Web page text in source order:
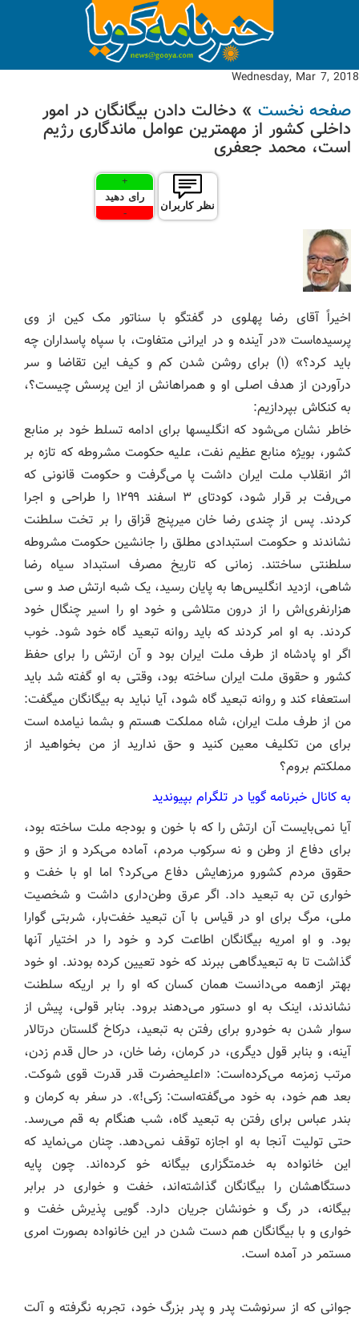
Wednesday, Mar 7, 2018
صفحه نخست » دخالت دادن بیگانگان در امور
داخلی کشور از مهمترین عوامل ماندگاری رژیم
است، محمد جعفری
نظر کاربران
+
رای دهید
-
اخیراً آقای رضا پهلوی در گفتگو با سناتور مک کین از وی
پرسیده‌‍است «در آینده و در ایرانی متفاوت، با سپاه پاسداران چه
باید کرد؟» (۱) برای روشن شدن کم و کیف این تقاضا و سر
درآوردن از هدف اصلی او و همراهانش از این پرسش چیست؟،
به کنکاش بپردازیم:
خاطر نشان می‌شود که انگلیسها برای ادامه تسلط خود بر منابع
کشور، بویژه منابع عظیم نفت، علیه حکومت مشروطه که تازه بر
اثر انقلاب ملت ایران داشت پا می‌گرفت و حکومت قانونی که
می‌رفت بر قرار شود، کودتای ۳ اسفند ۱۲۹۹ را طراحی و اجرا
کردند. پس از چندی رضا خان میرپنج قزاق را بر تخت سلطنت
نشاندند و حکومت استبدادی مطلق را جانشین حکومت مشروطه
سلطنتی ساختند. زمانی که تاریخ مصرف استبداد سیاه رضا
شاهی، ازدید انگلیس‌ها به پایان رسید، یک شبه ارتش صد و سی
هزارنفری‌اش را از درون متلاشی و خود او را اسیر چنگال خود
کردند. به او امر کردند که باید روانه تبعید گاه خود شود. خوب
اگر او پادشاه از طرف ملت ایران بود و آن ارتش را برای حفظ
کشور و حقوق ملت ایران ساخته بود، وقتی به او گفته شد باید
استعفاء کند و روانه تبعید گاه شود، آیا نباید به بیگانگان میگفت:
من از طرف ملت ایران، شاه مملکت هستم و بشما نیامده است
برای من تکلیف معین کنید و حق ندارید از من بخواهید از
مملکتم بروم؟
به کانال خبرنامه گویا در تلگرام بپیوندید
آیا نمی‌بایست آن ارتش را که با خون و بودجه ملت ساخته بود،
برای دفاع از وطن و نه سرکوب مردم، آماده می‌‍کرد و از حق و
حقوق مردم کشورو مرزهایش دفاع می‌کرد؟ اما او با خفت و
خواری تن به تبعید داد. اگر عرق وطن‌داری داشت و شخصیت
ملی، مرگ برای او در قیاس با آن تبعید خفت‌بار، شربتی گوارا
بود. و او امریه بیگانگان اطاعت کرد و خود را در اختیار آنها
گذاشت تا به تبعید‌گاهی ببرند که خود تعیین کرده بودند. او خود
بهتر ازهمه می‌دانست همان کسان که او را بر اریکه سلطنت
نشاندند، اینک به او دستور می‌دهند برود. بنابر قولی، پیش از
سوار شدن به خودرو برای رفتن به تبعید، درکاخ گلستان درتالار
آینه، و بنابر قول دیگری، در کرمان، رضا خان، در حال قدم زدن،
مرتب زمزمه می‌کرده‌است: «اعلیحضرت قدر قدرت قوی شوکت.
بعد هم خود، به خود می‌گفته‌است: زکی!». در سفر به کرمان و
بندر عباس برای رفتن به تبعید گاه، شب هنگام به قم می‌رسد.
حتی تولیت آنجا به او اجازه توقف نمی‌دهد. چنان می‌نماید که
این خانواده به خدمتگزاری بیگانه خو کرده‌اند. چون پایه
دستگاهشان را بیگانگان گذاشته‌اند، خفت و خواری در برابر
بیگانه، در رگ و خونشان جریان دارد. گویی پذیرش خفت و
خواری و با بیگانگان هم دست شدن در این خانواده بصورت امری
مستمر در آمده است.
جوانی که از سرنوشت پدر و پدر بزرگ خود، تجربه نگرفته و آلت